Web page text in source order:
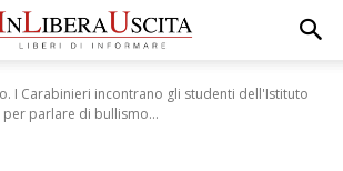
I Carabinieri incontrano gli studenti dell'Istituto
parlare di bullismo...